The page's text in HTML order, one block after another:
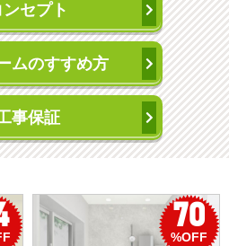
ンセプト
ムのすすめ方
事保証
50
%OFF